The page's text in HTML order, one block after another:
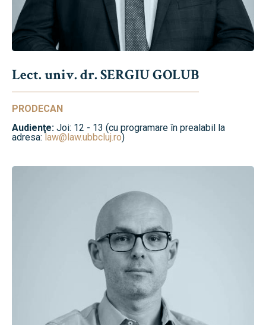
Lect. univ. dr. SERGIU GOLUB
PRODECAN
Audienţe: Joi: 12 - 13 (cu programare în prealabil la
adresa:law@law.ubbcluj.ro)